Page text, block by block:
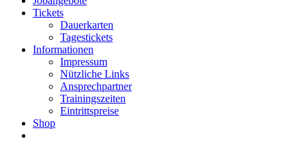
Tickets
Dauerkarten
Tagestickets
Informationen
Impressum
Nützliche Links
Ansprechpartner
Trainingszeiten
Eintrittspreise
Shop